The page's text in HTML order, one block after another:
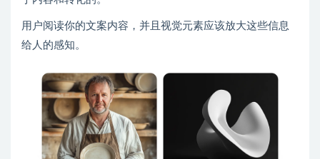
用户阅读你的文案内容，并且视觉元素应该放大这些信息
给人的感知。